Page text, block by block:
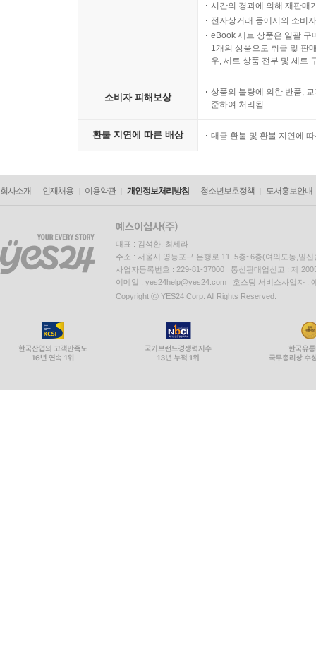
시간의 경과에 의해 재판매
전자상거래 등에서의 소비
eBook 세트 상품은 일괄 구
1개의 상품으로 취급 및 판
우, 세트 상품 전부 및 세트
소비자 피해보상
상품의 불량에 의한 반품,
준하여 처리됨
환불 지연에 따른 배상 대금 환불 및 환불 지연에
회사소개 인재채용 이용약관 개인정보처리방침 청소년보호정책 도서홍보안내
대표 : 김석환, 최세라
주소 : 서울시 영등포구 은행로 11, 5층~6층(여의도동,일신
사업자등록번호 : 229-81-37000 통신판매업신고 : 제
이메일 : yes24help@yes24.com 호스팅 서비스사업자 :
Copyright ⓒ YES24 Corp. All Rights Reserved.